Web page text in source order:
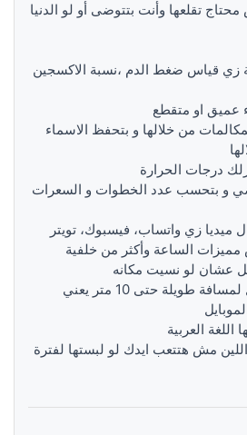
تقلعها وأنت بتتوضى أو لو الدنيا
زي قياس ضغط الدم ،نسبة الاكسجين
عميق او متقطع
من خلالها و بتحفظ الاسماء
درجات الحرارة
و بتحسب عدد الخطوات و السعرات
زي واتساب، فيسبوك، تويتر
الساعة وأكثر من خلفية
عشان لو نسيت مكانه
هتفضل متصلة بالموبايل لمسافة طويلة حتى 10 متر يعني
العربية
مش هتتعب ايدك لو لبستها لفترة